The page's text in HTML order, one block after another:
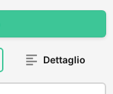
Dettaglio